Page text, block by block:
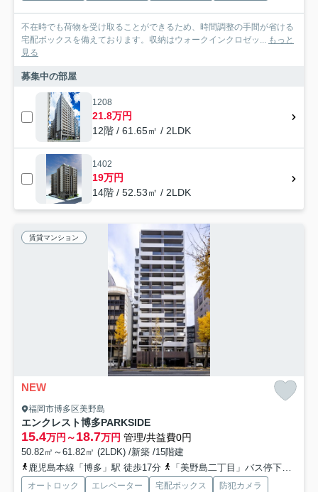
不在時でも荷物を受け取ることができるため、時間調整の手間が省ける
宅配ボックスを備えております。収納はウォークインクロゼッ... もっと
見る
募集中の部屋
1208
21.8万円
12階 / 61.65㎡ / 2LDK
1402
19万円
14階 / 52.53㎡ / 2LDK
賃貸マンション
NEW
福岡市博多区美野島
エンクレスト博多PARKSIDE
15.4万円～18.7万円 管理/共益費0円
50.82㎡～61.82㎡ (2LDK) /新築 /15階建
鹿児島本線「博多」駅 徒歩17分
「美野島二丁目」バス停下車 徒歩2分
オートロック エレベーター 宅配ボックス
防犯カメラ